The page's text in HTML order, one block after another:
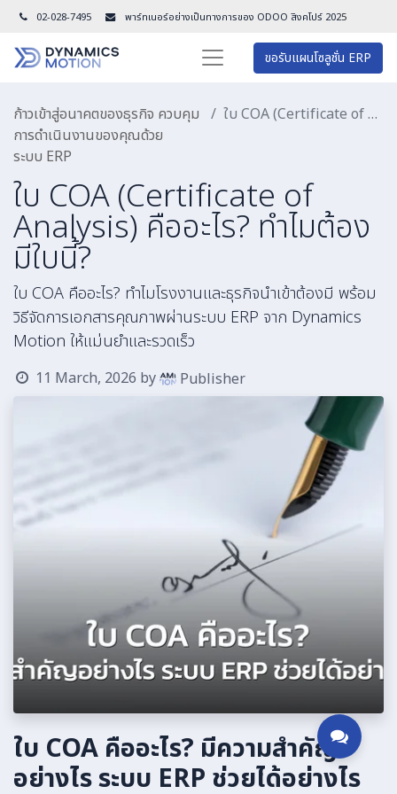
02-028-7495 พาร์ทเนอร์อย่างเป็นทางการของ ODOO สิงคโปร์ 2025
ขอรับแผนโซลูชั่น ERP
ก้าวเข้าสู่อนาคตของธุรกิจ ควบคุม
การดำเนินงานของคุณด้วย
ระบบ ERP
ใบ COA (Certificate of Analysis) คืออะไร? ทำไมต้องมีใบนี้?
ใบ COA (Certificate of
Analysis) คืออะไร? ทำไมต้อง
มีใบนี้?
ใบ COA คืออะไร? ทำไมโรงงานและธุรกิจนำเข้าต้องมี พร้อม
วิธีจัดการเอกสารคุณภาพผ่านระบบ ERP จาก Dynamics
Motion ให้แม่นยำและรวดเร็ว
11 March, 2026 by Publisher
ใบ COA คืออะไร? มีความสำคัญ
อย่างไร ระบบ ERP ช่วยได้อย่างไร